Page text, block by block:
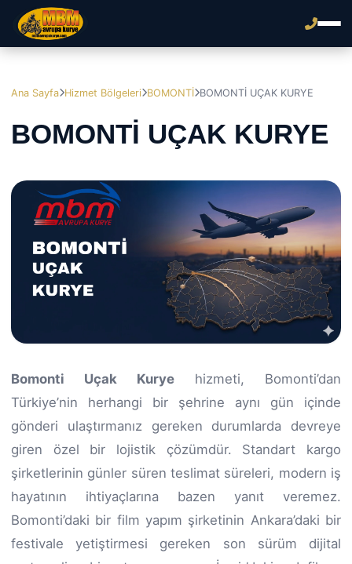
Ana Sayfa Hizmet Bölgeleri BOMONTİ BOMONTİ UÇAK KURYE
BOMONTİ UÇAK KURYE
Bomonti Uçak Kurye hizmeti, Bomonti’dan
Türkiye’nin herhangi bir şehrine aynı gün içinde
gönderi ulaştırmanız gereken durumlarda devreye
giren özel bir lojistik çözümdür. Standart kargo
şirketlerinin günler süren teslimat süreleri, modern iş
hayatının ihtiyaçlarına bazen yanıt veremez.
Bomonti’daki bir film yapım şirketinin Ankara’daki bir
festivale yetiştirmesi gereken son sürüm dijital